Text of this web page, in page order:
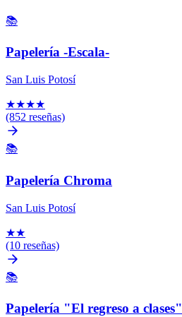
📚
Papelería -Escala-
San Luis Potosí
★★★★
(852 reseñas)
📚
Papelería Chroma
San Luis Potosí
★★
(10 reseñas)
📚
Papelería "El regreso a clases"